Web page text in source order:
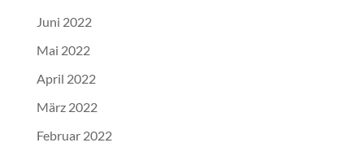
Juni 2022
Mai 2022
April 2022
März 2022
Februar 2022